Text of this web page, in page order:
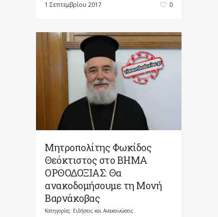
1 Σεπτεμβρίου 2017 0
Μητροπολίτης Φωκίδος
Θεόκτιστος στο ΒΗΜΑ
ΟΡΘΟΔΟΞΙΑΣ: Θα
ανακοδομήσουμε τη Μονή
Βαρνάκοβας
Κατηγορίες: Ειδήσεις και Ανακοινώσεις